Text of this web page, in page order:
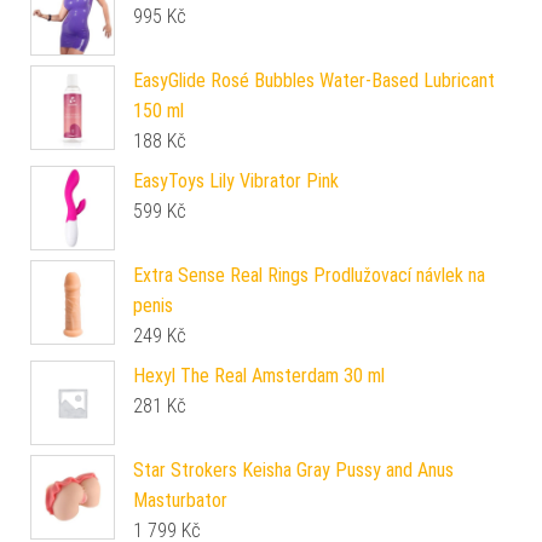
995 Kč
EasyGlide Rosé Bubbles Water-Based Lubricant
150 ml
188 Kč
EasyToys Lily Vibrator Pink
599 Kč
Extra Sense Real Rings Prodlužovací návlek na
penis
249 Kč
Hexyl The Real Amsterdam 30 ml
281 Kč
Star Strokers Keisha Gray Pussy and Anus
Masturbator
1 799 Kč